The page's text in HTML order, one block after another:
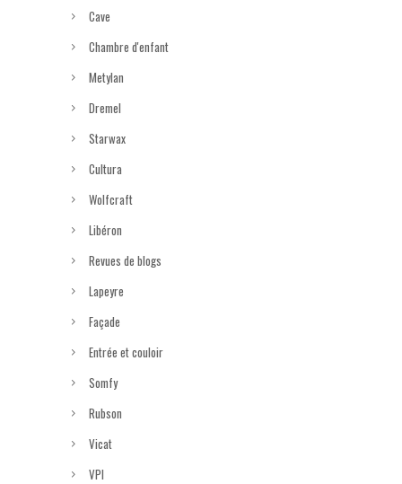
Cave
Chambre d'enfant
Metylan
Dremel
Starwax
Cultura
Wolfcraft
Libéron
Revues de blogs
Lapeyre
Façade
Entrée et couloir
Somfy
Rubson
Vicat
VPI